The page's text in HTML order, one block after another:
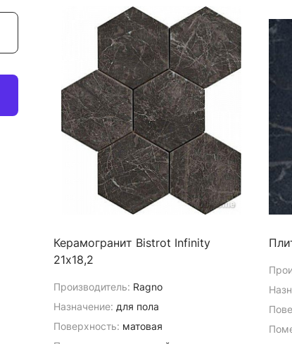
Керамогранит Bistrot Infinity
21х18,2
Производитель: Ragno
Назначение: для пола
Поверхность: матовая